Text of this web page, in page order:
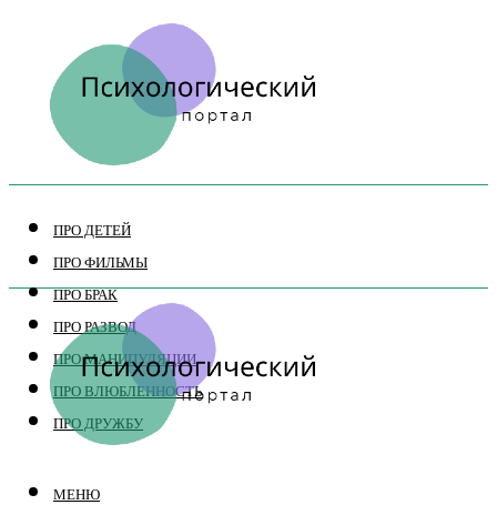
ПРО ДЕТЕЙ
ПРО ФИЛЬМЫ
ПРО БРАК
ПРО РАЗВОД
ПРО МАНИПУЛЯЦИИ
ПРО ВЛЮБЛЕННОСТЬ
ПРО ДРУЖБУ
МЕНЮ